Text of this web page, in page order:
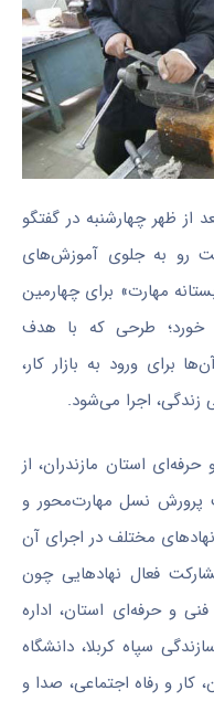
از ظهر چهارشنبه در گفتگو
رو به جلوی آموزش‌های
مهارت» برای چهارمین
خورد؛ طرحی که با هدف
برای ورود به بازار کار،
اجرا می‌شود.
استان مازندران، از
پرورش نسل مهارت‌محور و
مختلف در اجرای آن
فعال نهادهایی چون
و حرفه‌ای استان، اداره
سپاه کربلا، دانشگاه
کار و رفاه اجتماعی، صدا و